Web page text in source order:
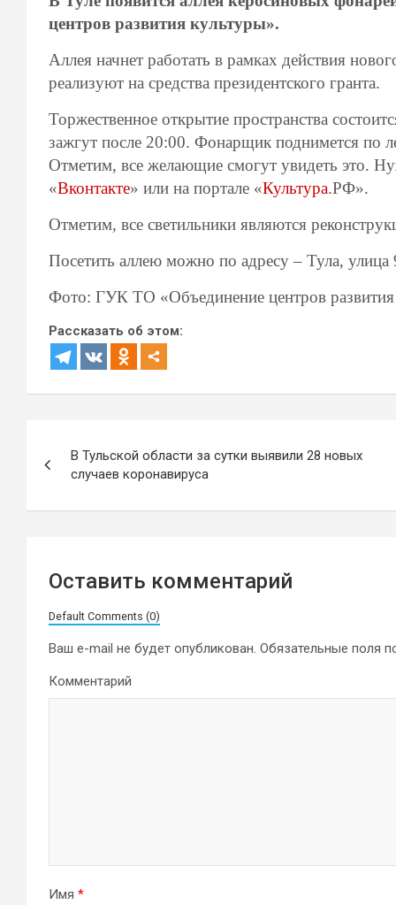
центров развития культуры».
Аллея начнет работать в рамках действия
реализуют на средства президентского гранта.
Торжественное открытие пространства
зажгут после 20:00. Фонарщик поднимется по
Отметим, все желающие смогут увидеть это.
«Вконтакте» или на портале «Культура.РФ».
Отметим, все светильники являются
Посетить аллею можно по адресу – Тула, улица
Фото: ГУК ТО «Объединение центров
Рассказать об этом:
по
записям
В Тульской области за сутки выявили 28 новых
случаев коронавируса
Оставить комментарий
Default Comments (0)
Ваш e-mail не будет опубликован. Обязательные поля
Комментарий
Имя *